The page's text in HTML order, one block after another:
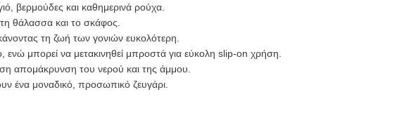
βερμούδες και καθημερινά ρούχα.
τη θάλασσα και το σκάφος.
τη ζωή των γονιών ευκολότερη.
μπορεί να μετακινηθεί μπροστά για εύκολη slip-on χρήση.
απομάκρυνση του νερού και της άμμου.
ένα μοναδικό, προσωπικό ζευγάρι.